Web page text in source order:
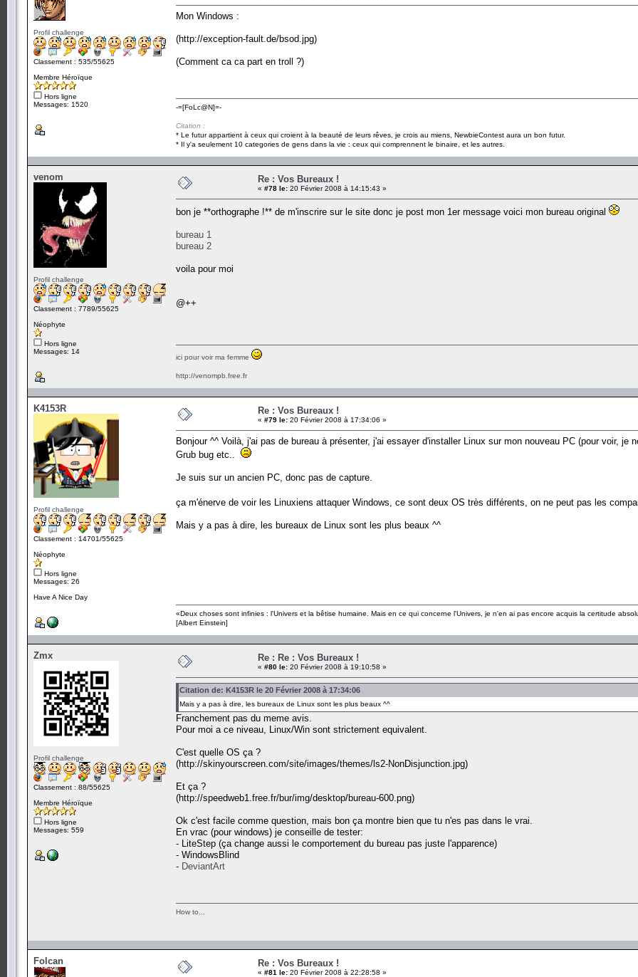
Profil challenge
Classement : 535/55625
Membre Héroïque
Hors ligne
Messages: 1520
Mon Windows :
(http://exception-fault.de/bsod.jpg)
(Comment ca ca part en troll ?)
-=[FoLc@N]=-
Citation :
* Le futur appartient à ceux qui croient à la beauté de leurs rêves, je crois au miens, NewbieContest aura un bon futur.
* Il y'a seulement 10 categories de gens dans la vie : ceux qui comprennent le binaire, et les autres.
venom
Profil challenge
Classement : 7789/55625
Néophyte
Hors ligne
Messages: 14
Re : Vos Bureaux !
« #78 le: 20 Février 2008 à 14:15:43 »
bon je **orthographe !** de m'inscrire sur le site donc je post mon 1er message voici mon bureau original
bureau 1
bureau 2
voila pour moi
@++
ici pour voir ma femme
http://venompb.free.fr
K4153R
Profil challenge
Classement : 14701/55625
Néophyte
Hors ligne
Messages: 26
Have A Nice Day
Re : Vos Bureaux !
« #79 le: 20 Février 2008 à 17:34:06 »
Bonjour ^^ Voilà, j'ai pas de bureau à présenter, j'ai essayer d'installer Linux sur mon nouveau PC (pour voir,
Grub bug etc..
Je suis sur un ancien PC, donc pas de capture.
ça m'énerve de voir les Linuxiens attaquer Windows, ce sont deux OS très différents, on ne peut pas les
Mais y a pas à dire, les bureaux de Linux sont les plus beaux ^^
«Deux choses sont infinies : l'Univers et la bêtise humaine. Mais en ce qui concerne l'Univers, je n'en ai pas encore acquis la certitude
[Albert Einstein]
Zmx
Profil challenge
Classement : 88/55625
Membre Héroïque
Hors ligne
Messages: 559
Re : Re : Vos Bureaux !
« #80 le: 20 Février 2008 à 19:10:58 »
Citation de: K4153R le 20 Février 2008 à 17:34:06
Mais y a pas à dire, les bureaux de Linux sont les plus beaux ^^
Franchement pas du meme avis.
Pour moi a ce niveau, Linux/Win sont strictement equivalent.
C'est quelle OS ça ?
(http://skinyourscreen.com/site/images/themes/ls2-NonDisjunction.jpg)
Et ça ?
(http://speedweb1.free.fr/bur/img/desktop/bureau-600.png)
Ok c'est facile comme question, mais bon ça montre bien que tu n'es pas dans le vrai.
En vrac (pour windows) je conseille de tester:
- LiteStep (ça change aussi le comportement du bureau pas juste l'apparence)
- WindowsBlind
- DeviantArt
How to...
Folcan Re : Vos Bureaux !
« #81 le: 20 Février 2008 à 22:28:58 »